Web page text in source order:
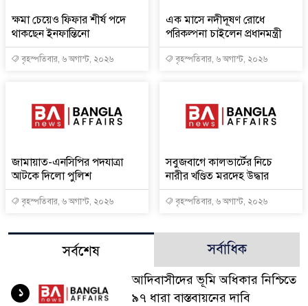
ক্ষমা চেয়েও ফিফার শীর্ষ পদে
থাকছেন ইনফান্তিনো
বৃহস্পতিবার, ৬ অগাস্ট, ২০২৬
এক মাসে নদীদূষণ রোধে
পরিকল্পনা চাইলেন প্রধানমন্ত্রী
বৃহস্পতিবার, ৬ অগাস্ট, ২০২৬
জামায়াত-এনসিপির পদযাত্রা
আটকে দিলো পুলিশ
বৃহস্পতিবার, ৬ অগাস্ট, ২০২৬
সবুজবাগে কালভার্টের নিচে
নারীর খণ্ডিত মরদেহ উদ্ধার
বৃহস্পতিবার, ৬ অগাস্ট, ২০২৬
সর্বশেষ সর্বাধিক
আদিবাসীদের ভূমি অধিকার নিশ্চিতে
৯৭ ধারা বাস্তবায়নের দাবি
১